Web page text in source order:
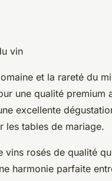
vin
et la rareté du
une qualité premium
excellente
les tables de mariage.
vins rosés de qualité
harmonie parfaite